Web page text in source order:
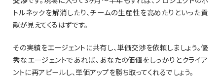
トルネックを解消したり、チームの生産性を高めたりといった貢
献が見えてくるはずです。
その実績をエージェントに共有し、単価交渉を依頼しましょう。優
秀なエージェントであれば、あなたの価値をしっかりとクライア
ントに再アピールし、単価アップを勝ち取ってくれるでしょう。